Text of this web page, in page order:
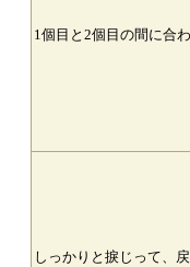
1個目と2個目の間に合
しっかりと捩じって、